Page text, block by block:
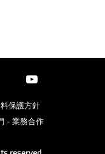
保護方針
- 業務合作